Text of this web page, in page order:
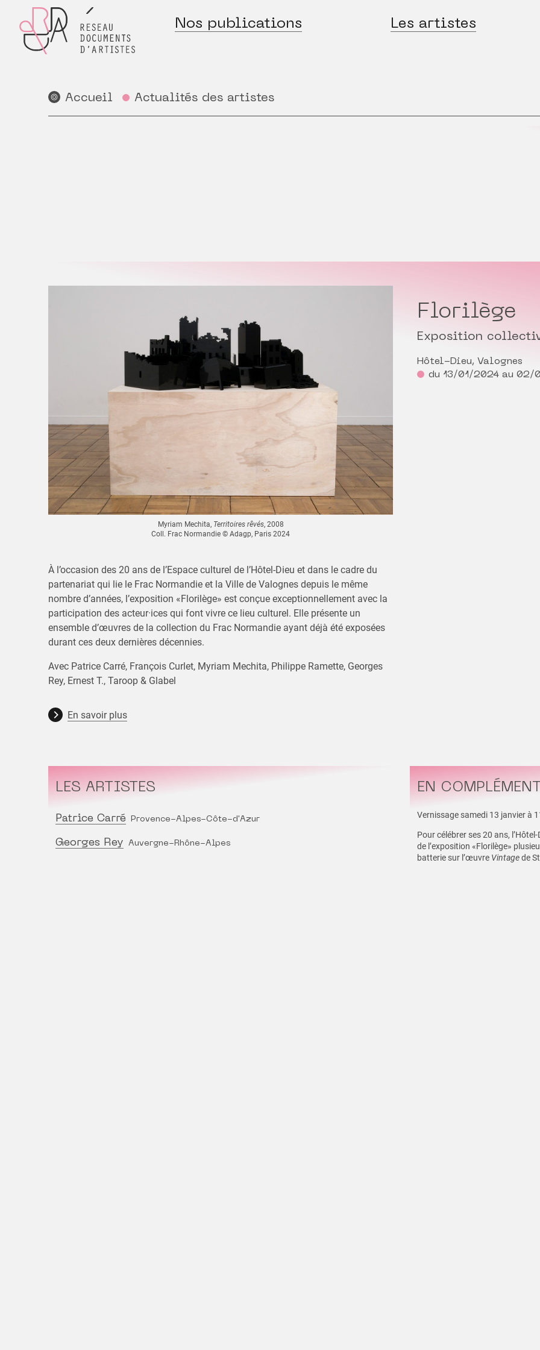
Nos publications Les artistes
Accueil Actualités des artistes
Myriam Mechita, Territoires rêvés, 2008
Coll. Frac Normandie © Adagp, Paris 2024
Florilège
Exposition
Hôtel-Dieu, Valognes
du 13/01/2024 au 02/
À l’occasion des 20 ans de l’Espace culturel de l’Hôtel-Dieu et dans le cadre du
partenariat qui lie le Frac Normandie et la Ville de Valognes depuis le même
nombre d’années, l’exposition «Florilège» est conçue exceptionnellement avec la
participation des acteur·ices qui font vivre ce lieu culturel. Elle présente un
ensemble d’œuvres de la collection du Frac Normandie ayant déjà été exposées
durant ces deux dernières décennies.
Avec Patrice Carré, François Curlet, Myriam Mechita, Philippe Ramette, Georges
Rey, Ernest T., Taroop & Glabel
En savoir plus
LES ARTISTES
Patrice Carré Provence-Alpes-Côte-d'Azur
Georges Rey Auvergne-Rhône-Alpes
EN
Vernissage samedi 13 janvier à
Pour célébrer ses 20 ans,
de l’exposition «Florilège»
batterie sur l’œuvre Vintagede